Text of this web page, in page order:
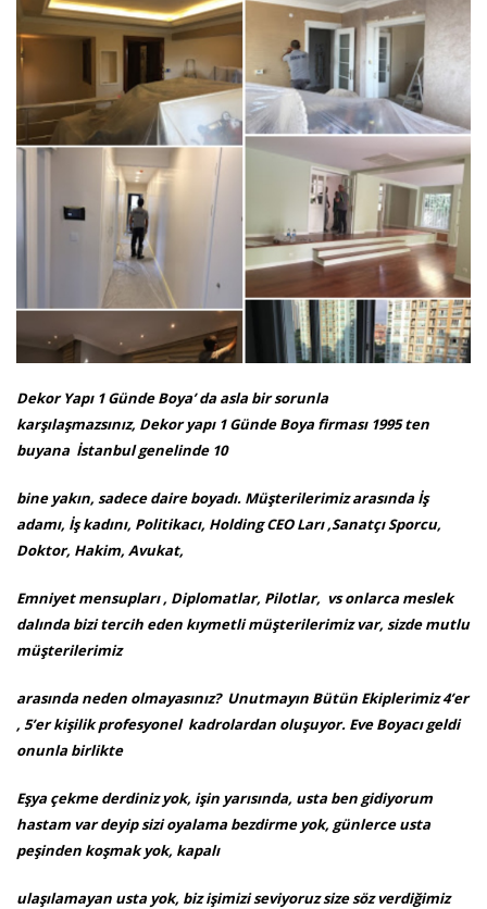
Dekor Yapı 1 Günde Boya’ da asla bir sorunla
karşılaşmazsınız, Dekor yapı 1 Günde Boya firması 1995 ten
buyana İstanbul genelinde 10
bine yakın, sadece daire boyadı. Müşterilerimiz arasında İş
adamı, İş kadını, Politikacı, Holding CEO Ları ,Sanatçı Sporcu,
Doktor, Hakim, Avukat,
Emniyet mensupları , Diplomatlar, Pilotlar, vs onlarca meslek
dalında bizi tercih eden kıymetli müşterilerimiz var, sizde mutlu
müşterilerimiz
arasında neden olmayasınız? Unutmayın Bütün Ekiplerimiz 4’er
, 5’er kişilik profesyonel kadrolardan oluşuyor. Eve Boyacı geldi
onunla birlikte
Eşya çekme derdiniz yok, işin yarısında, usta ben gidiyorum
hastam var deyip sizi oyalama bezdirme yok, günlerce usta
peşinden koşmak yok, kapalı
ulaşılamayan usta yok, biz işimizi seviyoruz size söz verdiğimiz